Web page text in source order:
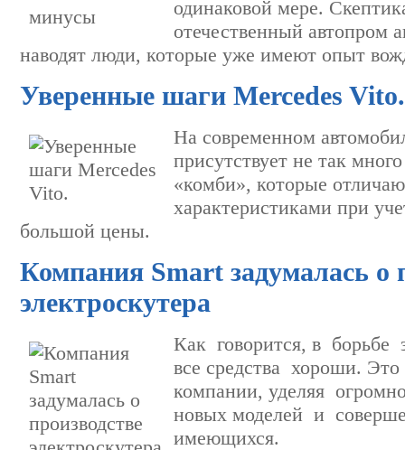
одинаковой мере.
отечественный автопром
наводят люди, которые уже имеют опыт
Уверенные шаги Mercedes Vito.
На современном
присутствует не так
«комби», которые
характеристиками при
большой цены.
Компания Smart задумалась о
электроскутера
Как говорится, в борьбе
все средства хороши.
компании, уделяя
новых моделей и
имеющихся.